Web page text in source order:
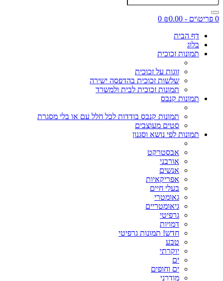
0 פריט\ים - ₪0.00
0
דף הבית
בלוג
תמונות זכוכית
זוגות על זכוכית
שלשות זכוכית בהדפסה ישירה
תמונות זכוכית לבית ולמשרד
תמונות קנבס
תמונות קנבס בודדות לכל חלל עם או בלי מסגרת
סטים מעוצבים
תמונות לפי נושא וסגנון
אבסטרקט
אורבני
אנשים
אפריקאיות
בעלי חיים
גאומטרי
גיאומטריים
גרפיטי
דמויות
חדש! תמונות גרפיטי
טבע
יוקרתי
ים
ים וחופים
מודרני